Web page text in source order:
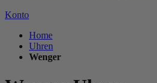
Konto
Home
Uhren
Wenger